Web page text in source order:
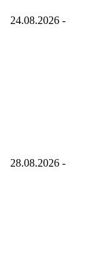
24.08.2026 -
28.08.2026 -